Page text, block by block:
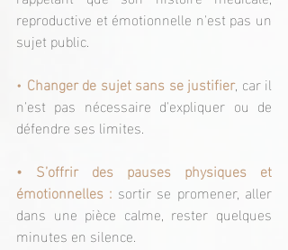
reproductive et émotionnelle n'est pas un
sujet public.
• Changer de sujet sans se justifier, car il
n'est pas nécessaire d'expliquer ou de
défendre ses limites.
• S’offrir des pauses physiques et
émotionnelles : sortir se promener, aller
dans une pièce calme, rester quelques
minutes en silence.